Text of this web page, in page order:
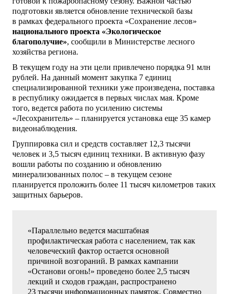
подготовки является обновление технической базы
в рамках федерального проекта «Сохранение лесов»
национального проекта «Экологическое
благополучие», сообщили в Министерстве лесного
хозяйства региона.
В текущем году на эти цели привлечено порядка 91 млн
рублей. На данный момент закупка 7 единиц
специализированной техники уже произведена, поставка
в республику ожидается в первых числах мая. Кроме
того, ведется работа по усилению системы
«Лесохранитель» – планируется установка еще 35 камер
видеонаблюдения.
Группировка сил и средств составляет 12,3 тысячи
человек и 3,5 тысяч единиц техники. В активную фазу
вошли работы по созданию и обновлению
минерализованных полос – в текущем сезоне
планируется проложить более 11 тысяч километров таких
защитных барьеров.
«Параллельно ведется масштабная
профилактическая работа с населением, так как
человеческий фактор остается основной
причиной возгораний. В рамках кампании
«Останови огонь!» проведено более 2,5 тысяч
лекций и сходов граждан, распространено
23 тысячи информационных памяток. Совместно